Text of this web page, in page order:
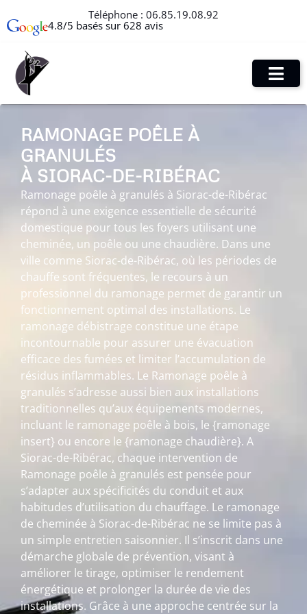
Téléphone : 06.85.19.08.92
4.8/5 basés sur 628 avis
RAMONAGE POÊLE À
GRANULÉS
À SIORAC-DE-RIBÉRAC
Ramonage poêle à granulés à Siorac-de-Ribérac
répond à une exigence essentielle de sécurité
domestique pour tous les foyers utilisant une
cheminée, un poêle ou une chaudière. Dans une
ville comme Siorac-de-Ribérac, où les périodes de
chauffe sont fréquentes, le recours à un
professionnel du ramonage permet de garantir un
fonctionnement optimal des installations. Le
ramonage débistrage constitue une étape
incontournable pour assurer une évacuation
efficace des fumées et limiter l’accumulation de
résidus inflammables. Le Ramonage poêle à
granulés s’adresse aussi bien aux installations
traditionnelles qu’aux équipements modernes,
incluant le ramonage poêle à bois, le {ramonage
insert} ou encore le {ramonage chaudière}. A
Siorac-de-Ribérac, chaque intervention de
Ramonage poêle à granulés est pensée pour
s’adapter aux spécificités du conduit et aux
habitudes d’utilisation du chauffage. Le ramonage
de cheminée à Siorac-de-Ribérac ne se limite pas à
un simple entretien saisonnier. Il s’inscrit dans une
démarche globale de prévention, visant à
améliorer le tirage, optimiser le rendement
énergétique et prolonger la durée de vie des
installations. Grâce à une approche centrée sur la